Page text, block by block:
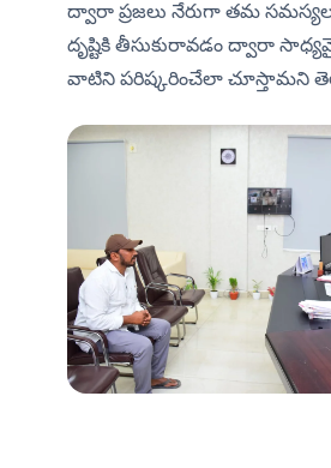
ద్వారా ప్రజలు నేరుగా తమ
దృష్టికి తీసుకురావడం ద్వారా
వాటిని పరిష్కరించేలా చూస్తామని